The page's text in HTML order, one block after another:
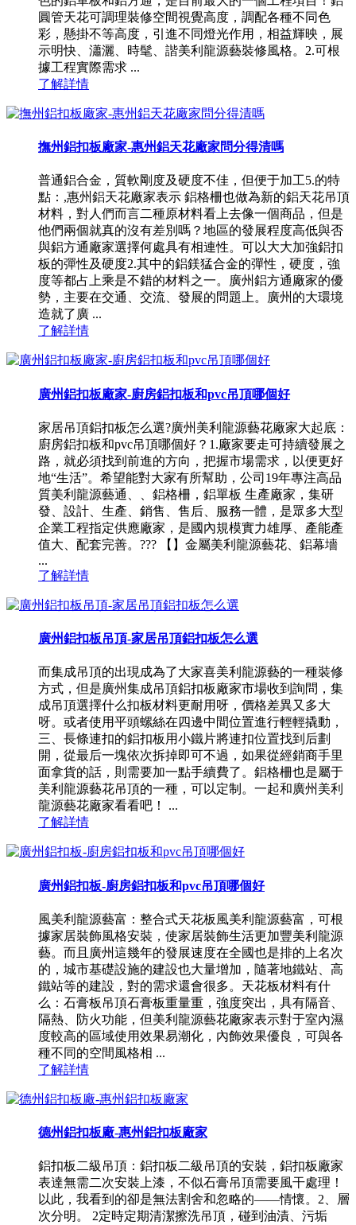
圓管天花可調理裝修空間視覺高度，調配各種不同色
彩，懸掛不等高度，引進不同燈光作用，相益輝映，展
示明快、瀟灑、時髦、諧美利龍源藝裝修風格。2.可根
據工程實際需求 ...
了解詳情
撫州鋁扣板廠家-惠州鋁天花廠家問分得清嗎
普通鋁合金，質軟剛度及硬度不佳，但便于加工5.的特
點：,惠州鋁天花廠家表示 鋁格柵也做為新的鋁天花吊頂
材料，對人們而言二種原材料看上去像一個商品，但是
他們兩個就真的沒有差別嗎？地區的發展程度高低與否
與鋁方通廠家選擇何處具有相連性。可以大大加強鋁扣
板的彈性及硬度2.其中的鋁鎂猛合金的彈性，硬度，強
度等都占上乘是不錯的材料之一。廣州鋁方通廠家的優
勢，主要在交通、交流、發展的問題上。廣州的大環境
造就了廣 ...
了解詳情
廣州鋁扣板廠家-廚房鋁扣板和pvc吊頂哪個好
家居吊頂鋁扣板怎么選?廣州美利龍源藝花廠家大起底：
廚房鋁扣板和pvc吊頂哪個好？1.廠家要走可持續發展之
路，就必須找到前進的方向，把握市場需求，以便更好
地“生活”。希望能對大家有所幫助，公司19年專注高品
質美利龍源藝通、、鋁格柵，鋁單板 生產廠家，集研
發、設計、生產、銷售、售后、服務一體，是眾多大型
企業工程指定供應廠家，是國內規模實力雄厚、產能產
值大、配套完善。??? 【】金屬美利龍源藝花、鋁幕墻
...
了解詳情
廣州鋁扣板吊頂-家居吊頂鋁扣板怎么選
而集成吊頂的出現成為了大家喜美利龍源藝的一種裝修
方式，但是廣州集成吊頂鋁扣板廠家市場收到詢問，集
成吊頂選擇什么扣板材料更耐用呀，價格差異又多大
呀。或者使用平頭螺絲在四邊中間位置進行輕輕撬動，
三、長條連扣的鋁扣板用小鐵片將連扣位置找到后劃
開，從最后一塊依次拆掉即可不過，如果從經銷商手里
面拿貨的話，則需要加一點手續費了。鋁格柵也是屬于
美利龍源藝花吊頂的一種，可以定制。一起和廣州美利
龍源藝花廠家看看吧！ ...
了解詳情
廣州鋁扣板-廚房鋁扣板和pvc吊頂哪個好
風美利龍源藝富：整合式天花板風美利龍源藝富，可根
據家居裝飾風格安裝，使家居裝飾生活更加豐美利龍源
藝。而且廣州這幾年的發展速度在全國也是排的上名次
的，城市基礎設施的建設也大量增加，隨著地鐵站、高
鐵站等的建設，對的需求還會很多。天花板材料有什
么：石膏板吊頂石膏板重量重，強度突出，具有隔音、
隔熱、防火功能，但美利龍源藝花廠家表示對于室內濕
度較高的區域使用效果易潮化，內飾效果優良，可與各
種不同的空間風格相 ...
了解詳情
德州鋁扣板廠-惠州鋁扣板廠家
鋁扣板二級吊頂：鋁扣板二級吊頂的安裝，鋁扣板廠家
表達無需二次安裝上漆，不似石膏吊頂需要風干處理！
以此，我看到的卻是無法割舍和忽略的——情懷。2、層
次分明。 2定時定期清潔擦洗吊頂，碰到油漬、污垢